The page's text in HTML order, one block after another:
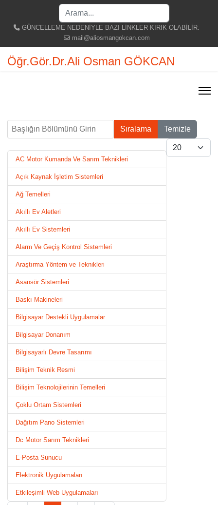
GÜNCELLEME NEDENİYLE BAZI LİNKLER KIRIK OLABİLİR.
mail@aliosmangokcan.com
Öğr.Gör.Dr.Ali Osman GÖKCAN
Başlığın Bölümünü Girin
Sıralama Temizle
Göster #
AC Motor Kumanda Ve Sarım Teknikleri
Açık Kaynak İşletim Sistemleri
Ağ Temelleri
Akıllı Ev Aletleri
Akıllı Ev Sistemleri
Alarm Ve Geçiş Kontrol Sistemleri
Araştırma Yöntem ve Teknikleri
Asansör Sistemleri
Baskı Makineleri
Bilgisayar Destekli Uygulamalar
Bilgisayar Donanım
Bilgisayarlı Devre Tasarımı
Bilişim Teknik Resmi
Bilişim Teknolojilerinin Temelleri
Çoklu Ortam Sistemleri
Dağıtım Pano Sistemleri
Dc Motor Sarım Teknikleri
E-Posta Sunucu
Elektronik Uygulamaları
Etkileşimli Web Uygulamaları